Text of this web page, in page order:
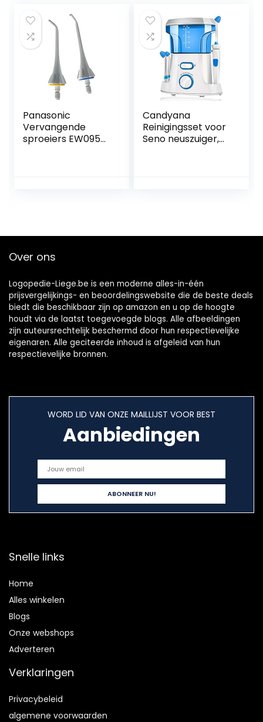
or:白色)
borstelhoofden
met reisdekking,
Wit
Panasonic
Vervangende
sproeiers EW0950,
Candyana
Reinigingsset voor
Seno neuszuiger,
Over ons
Logopedie-Liege.be is een moderne alles-in-één
prijsvergelijkings- en beoordelingswebsite die de beste deals
biedt die beschikbaar zijn op amazon en u op de hoogte
houdt via de laatst toegevoegde blogs. Alle afbeeldingen
zijn auteursrechtelijk beschermd door hun respectievelijke
eigenaren. Alle geciteerde inhoud is afgeleid van hun
respectievelijke bronnen.
WORD LID VAN ONZE MAILLIJST VOOR BEST
Aanbiedingen
Snelle links
Home
Alles winkelen
Blogs
Onze webshops
Adverteren
Verklaringen
Privacybeleid
algemene voorwaarden